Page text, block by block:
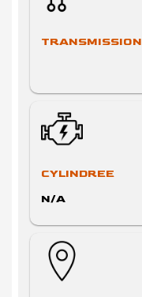
TRANSMISSION
CYLINDREE
N/A